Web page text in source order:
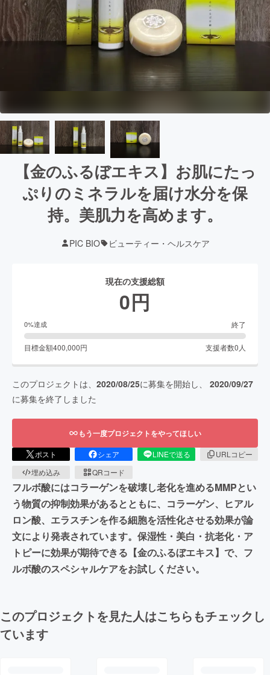
【金のふるぼエキス】お肌にたっ
ぷりのミネラルを届け水分を保
持。美肌力を高めます。
PIC BIO ビューティー・ヘルスケア
現在の支援総額
0円
0%達成 終了
目標金額400,000円 支援者数0 人
このプロジェクトは、 2020/08/25に募集を開始し、 2020/09/27
に募集を終了しました
もう一度プロジェクトをやってほしい
ポスト シェア LINEで送る
URLコピー
埋め込み
QRコード
フルボ酸にはコラーゲンを破壊し老化を進めるMMPとい
う物質の抑制効果があるとともに、コラーゲン、ヒアル
ロン酸、エラスチンを作る細胞を活性化させる効果が論
文により発表されています。保湿性・美白・抗老化・ア
トピーに効果が期待できる【金のふるぼエキス】で、フ
ルボ酸のスペシャルケアをお試しください。
このプロジェクトを見た人はこちらもチェックし
ています